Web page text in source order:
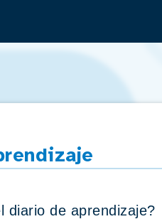
diario de aprendizaje?